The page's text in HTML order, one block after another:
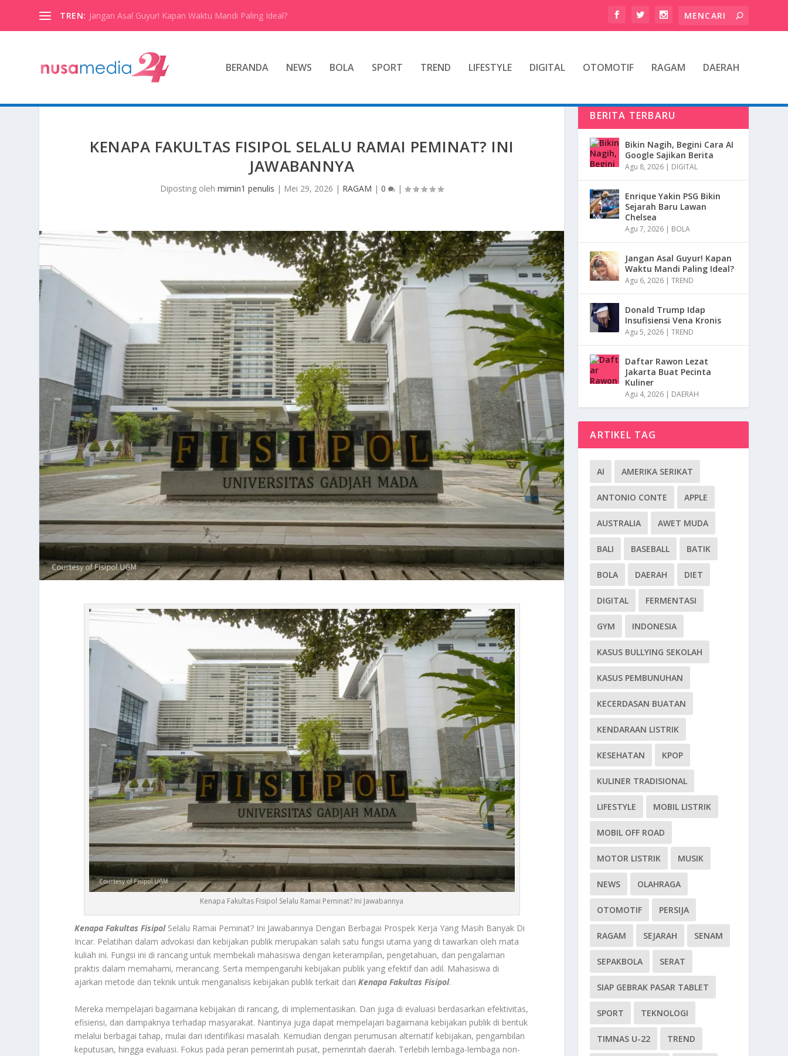
TREN: Jangan Asal Guyur! Kapan Waktu Mandi Paling Ideal?
BERANDA NEWS BOLA SPORT TREND LIFESTYLE DIGITAL OTOMOTIF RAGAM DAERAH
KENAPA FAKULTAS FISIPOL SELALU RAMAI PEMINAT? INI
JAWABANNYA
Diposting olehmimin1 penulis | Mei 29, 2026 | RAGAM |0 |
Kenapa Fakultas Fisipol Selalu Ramai Peminat? Ini Jawabannya
Kenapa Fakultas Fisipol Selalu Ramai Peminat? Ini Jawabannya Dengan Berbagai Prospek Kerja Yang Masih Banyak Di
Incar. Pelatihan dalam advokasi dan kebijakan publik merupakan salah satu fungsi utama yang di tawarkan oleh mata
kuliah ini. Fungsi ini di rancang untuk membekali mahasiswa dengan keterampilan, pengetahuan, dan pengalaman
praktis dalam memahami, merancang. Serta mempengaruhi kebijakan publik yang efektif dan adil. Mahasiswa di
ajarkan metode dan teknik untuk menganalisis kebijakan publik terkait dariKenapa Fakultas Fisipol.
Mereka mempelajari bagaimana kebijakan di rancang, di implementasikan. Dan juga di evaluasi berdasarkan efektivitas,
efisiensi, dan dampaknya terhadap masyarakat. Nantinya juga dapat mempelajari bagaimana kebijakan publik di bentuk
melalui berbagai tahap, mulai dari identifikasi masalah. Kemudian dengan perumusan alternatif kebijakan, pengambilan
keputusan, hingga evaluasi. Fokus pada peran pemerintah pusat, pemerintah daerah. Terlebih lembaga-lembaga non-
BERITA TERBARU
Bikin Nagih, Begini Cara AI
Google Sajikan Berita
Agu 8, 2026 | DIGITAL
Enrique Yakin PSG Bikin
Sejarah Baru Lawan
Chelsea
Agu 7, 2026 | BOLA
Jangan Asal Guyur! Kapan
Waktu Mandi Paling Ideal?
Agu 6, 2026 |TREND
Donald Trump Idap
Insufisiensi Vena Kronis
Agu 5, 2026 |TREND
Daftar Rawon Lezat
Jakarta Buat Pecinta
Kuliner
Agu 4, 2026 | DAERAH
ARTIKEL TAG
AI AMERIKA SERIKAT
ANTONIO CONTE APPLE
AUSTRALIA AWET MUDA
BALI BASEBALL BATIK
BOLA DAERAH DIET
DIGITAL FERMENTASI
GYM INDONESIA
KASUS BULLYING SEKOLAH
KASUS PEMBUNUHAN
KECERDASAN BUATAN
KENDARAAN LISTRIK
KESEHATAN KPOP
KULINER TRADISIONAL
LIFESTYLE MOBIL LISTRIK
MOBIL OFF ROAD
MOTOR LISTRIK MUSIK
NEWS OLAHRAGA
OTOMOTIF PERSIJA
RAGAM SEJARAH SENAM
SEPAKBOLA SERAT
SIAP GEBRAK PASAR TABLET
SPORT TEKNOLOGI
TIMNAS U-22 TREND